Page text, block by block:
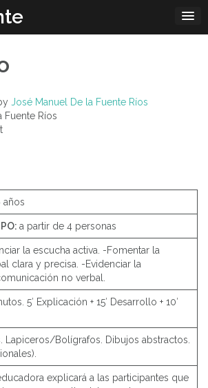
José Manuel De la Fuente Ríos
Fuente Ríos
años
a partir de 4 personas
la escucha activa. -Fomentar la
clara y precisa. -Evidenciar la
no verbal.
5′ Explicación + 15′ Desarrollo + 10′
Lapiceros/Bolígrafos. Dibujos abstractos.
explicará a las participantes que